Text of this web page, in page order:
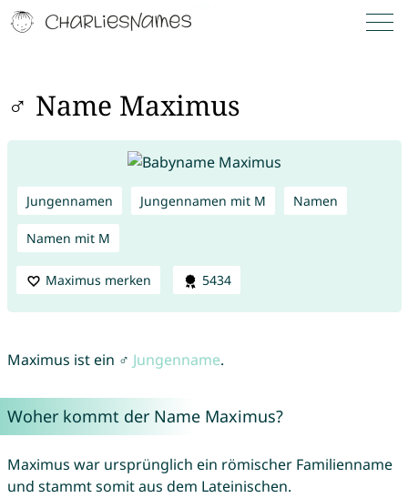
♂ Name Maximus
Jungennamen Jungennamen mit M Namen
Namen mit M
Maximus merken 5434
Maximus ist ein ♂ Jungenname.
Woher kommt der Name Maximus?
Maximus war ursprünglich ein römischer Familienname
und stammt somit aus dem Lateinischen.